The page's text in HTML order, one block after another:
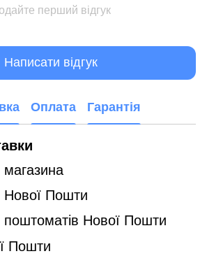
перший відгук
Написати відгук
Оплата Гарантія
магазина
Нової Пошти
поштоматів Нової Пошти
Пошти